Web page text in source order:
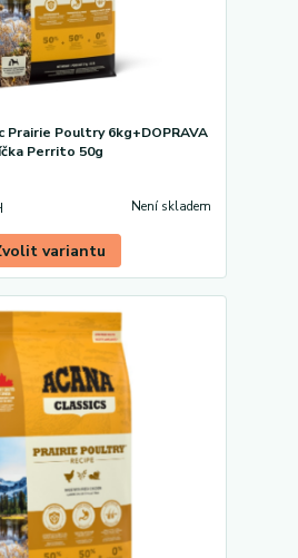
Prairie Poultry 6kg+DOPRAVA
Perrito 50g
Není skladem
variantu